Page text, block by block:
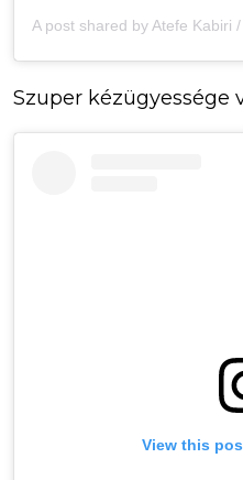
Szuper kézügyessége
View this